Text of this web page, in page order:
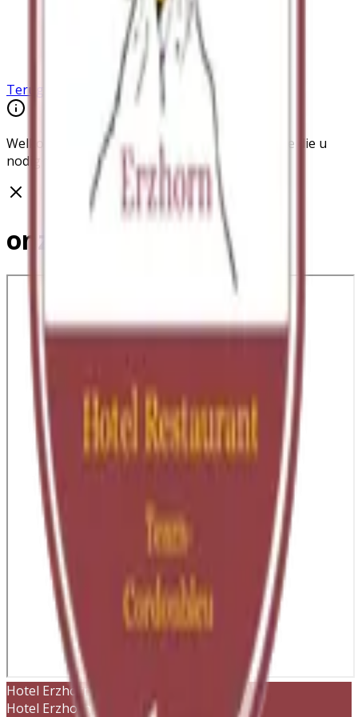
Terug
Welkom in ons hotel. Hier vindt u alle informatie die u
nodig heeftötigen.
onze kaart
Hotel Erzhorn
Hotel Erzhorn Arosa